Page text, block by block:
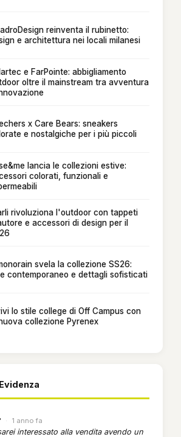
reinventa il rubinetto:
e architettura nei locali milanesi
e FarPointe: abbigliamento
oltre il mainstream tra avventura
x Care Bears: sneakers
e nostalgiche per i più piccoli
lancia le collezioni estive:
colorati, funzionali e
rivoluziona l'outdoor con tappeti
e accessori di design per il
svela la collezione SS26:
contemporaneo e dettagli sofisticati
lo stile college di Off Campus con
collezione Pyrenex
· 1 anno fa
interessato alla vendita avendo un